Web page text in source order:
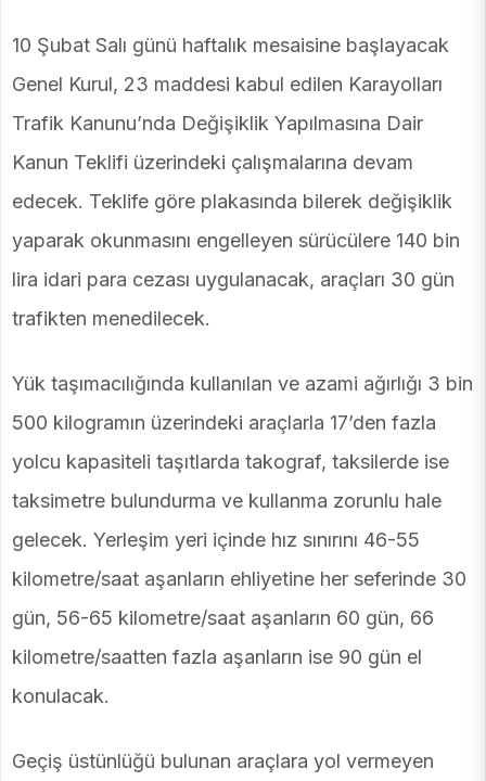
10 Şubat Salı günü haftalık mesaisine başlayacak
Genel Kurul, 23 maddesi kabul edilen Karayolları
Trafik Kanunu’nda Değişiklik Yapılmasına Dair
Kanun Teklifi üzerindeki çalışmalarına devam
edecek. Teklife göre plakasında bilerek değişiklik
yaparak okunmasını engelleyen sürücülere 140 bin
lira idari para cezası uygulanacak, araçları 30 gün
trafikten menedilecek.
Yük taşımacılığında kullanılan ve azami ağırlığı 3 bin
500 kilogramın üzerindeki araçlarla 17’den fazla
yolcu kapasiteli taşıtlarda takograf, taksilerde ise
taksimetre bulundurma ve kullanma zorunlu hale
gelecek. Yerleşim yeri içinde hız sınırını 46-55
kilometre/saat aşanların ehliyetine her seferinde 30
gün, 56-65 kilometre/saat aşanların 60 gün, 66
kilometre/saatten fazla aşanların ise 90 gün el
konulacak.
Geçiş üstünlüğü bulunan araçlara yol vermeyen